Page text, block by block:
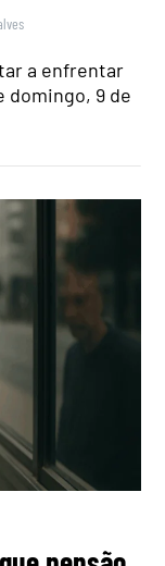
a enfrentar
domingo, 9 de